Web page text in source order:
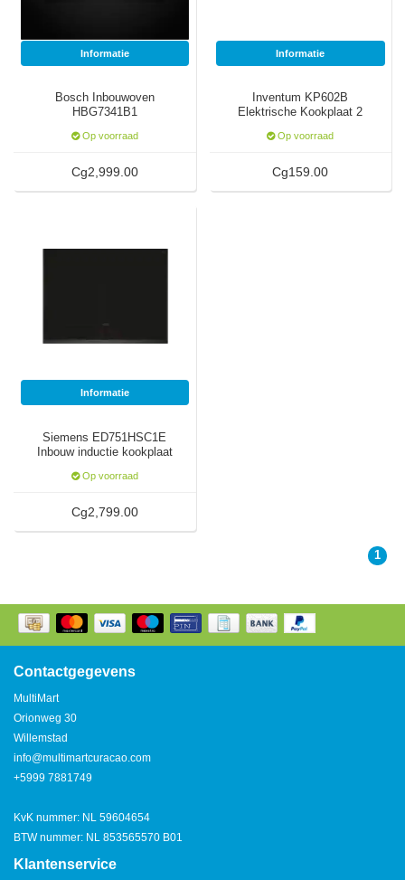
Informatie
Bosch Inbouwoven
HBG7341B1
Op voorraad
Cg2,999.00
Informatie
Inventum KP602B
Elektrische Kookplaat 2
Op voorraad
Cg159.00
Informatie
Siemens ED751HSC1E
Inbouw inductie kookplaat
Op voorraad
Cg2,799.00
1
Contactgegevens
MultiMart
Orionweg 30
Willemstad
info@multimartcuracao.com
+5999 7881749
KvK nummer: NL 59604654
BTW nummer: NL 853565570 B01
Klantenservice